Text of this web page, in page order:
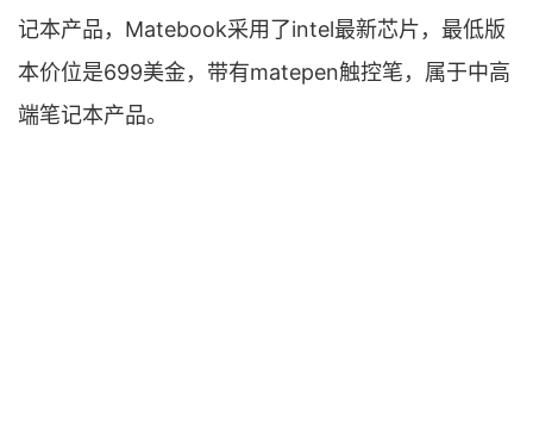
记本产品，Matebook采用了intel最新芯片，最低版
本价位是699美金，带有matepen触控笔，属于中高
端笔记本产品。